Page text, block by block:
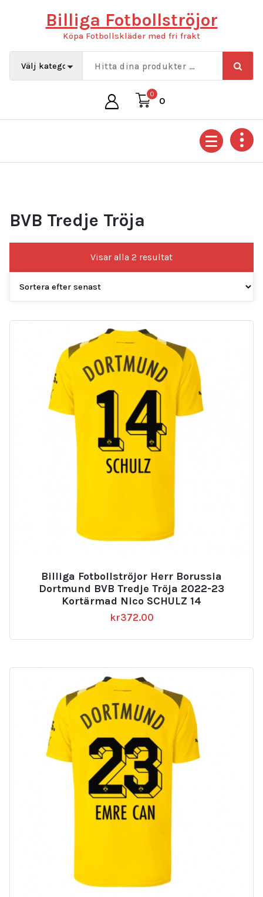
Billiga Fotbollströjor
Köpa Fotbollskläder med fri frakt
0
0
BVB Tredje Tröja
Visar alla 2 resultatSortera
efter
Billiga Fotbollströjor Herr Borussia
Dortmund BVB Tredje Tröja 2022-23
Kortärmad Nico SCHULZ 14
kr372.00